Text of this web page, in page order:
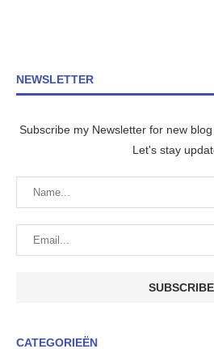
NEWSLETTER
Subscribe my Newsletter for new
Let's stay
CATEGORIEËN